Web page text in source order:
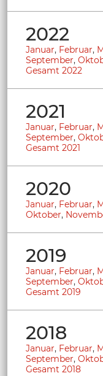
2022
Januar, Februar,
September,
Gesamt 2022
2021
Januar, Februar,
September,
Gesamt 2021
2020
Januar, Februar,
Oktober,
2019
Januar, Februar,
September,
Gesamt 2019
2018
Januar, Februar,
September,
Gesamt 2018